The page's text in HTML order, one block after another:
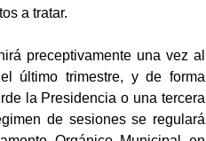
a tratar.
preceptivamente una vez al
último trimestre, y de forma
la Presidencia o una tercera
de sesiones se regulará